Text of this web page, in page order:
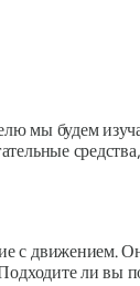
мы будем
движением.
ли вы